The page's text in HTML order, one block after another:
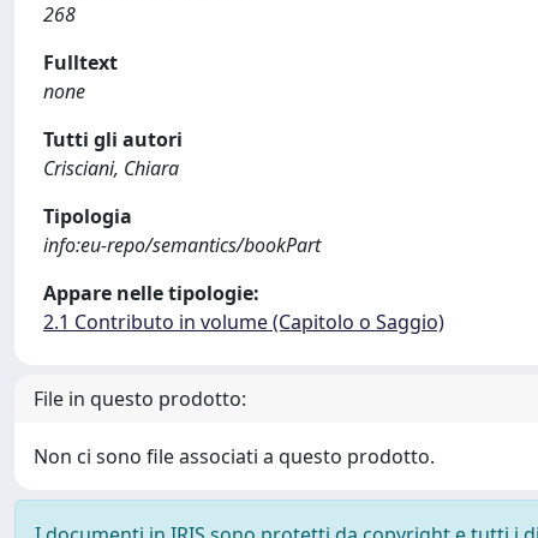
268
Fulltext
none
Tutti gli autori
Crisciani, Chiara
Tipologia
info:eu-repo/semantics/bookPart
Appare nelle tipologie:
2.1 Contributo in volume (Capitolo o Saggio)
File in questo prodotto:
Non ci sono file associati a questo prodotto.